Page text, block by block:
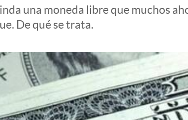
una moneda libre que muchos
De qué se trata.